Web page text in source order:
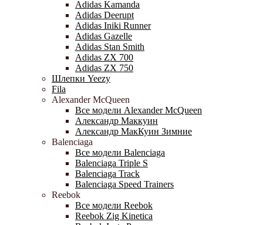
Adidas Kamanda
Adidas Deerupt
Adidas Iniki Runner
Adidas Gazelle
Adidas Stan Smith
Adidas ZX 700
Adidas ZX 750
Шлепки Yeezy
Fila
Alexander McQueen
Все модели Alexander McQueen
Александр Маккуин
Александр МакКуин Зимние
Balenciaga
Все модели Balenciaga
Balenciaga Triple S
Balenciaga Track
Balenciaga Speed Trainers
Reebok
Все модели Reebok
Reebok Zig Kinetica